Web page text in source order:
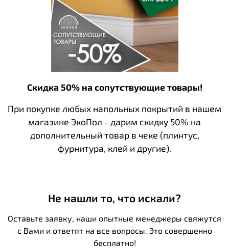
Скидка 50% на сопутствующие товары!
При покупке любых напольных покрытий в нашем
магазине ЭкоПол - дарим скидку 50% на
дополнительный товар в чеке (плинтус,
фурнитура, клей и другие).
Не нашли то, что искали?
Оставьте заявку, наши опытные менеджеры свяжутся
с Вами и ответят на все вопросы. Это совершенно
бесплатно!